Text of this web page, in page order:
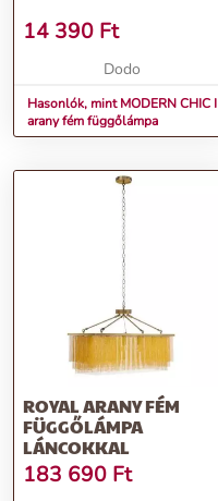
14 390 Ft
Dodo
Hasonlók, mint MODERN CHIC I
arany fém függőlámpa
ROYAL ARANY FÉM
FÜGGŐLÁMPA
LÁNCOKKAL
183 690 Ft